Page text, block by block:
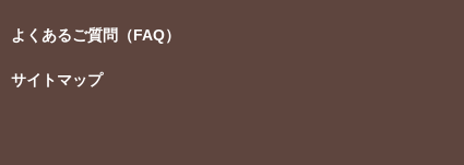
よくあるご質問（FAQ）
サイトマップ